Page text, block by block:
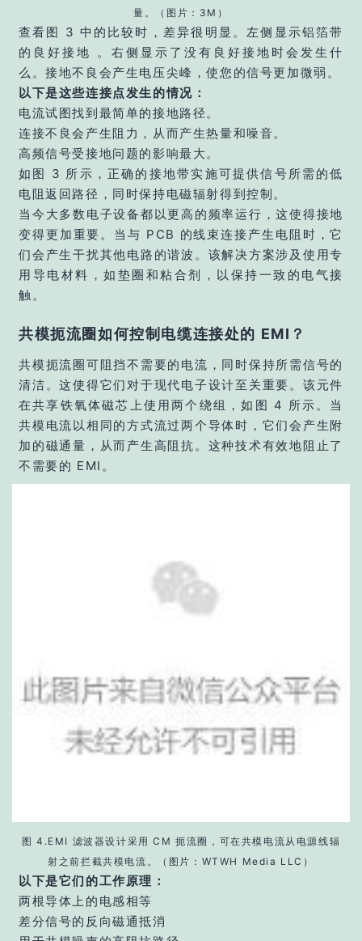
量。（图片：3M）
查看图 3 中的比较时，差异很明显。左侧显示铝箔带
的良好接地 。右侧显示了没有良好接地时会发生什
么。接地不良会产生电压尖峰，使您的信号更加微弱。
以下是这些连接点发生的情况：
电流试图找到最简单的接地路径。
连接不良会产生阻力，从而产生热量和噪音。
高频信号受接地问题的影响最大。
如图 3 所示，正确的接地带实施可提供信号所需的低
电阻返回路径，同时保持电磁辐射得到控制。
当今大多数电子设备都以更高的频率运行，这使得接地
变得更加重要。当与 PCB 的线束连接产生电阻时，它
们会产生干扰其他电路的谐波。该解决方案涉及使用专
用导电材料，如垫圈和粘合剂，以保持一致的电气接
触。
共模扼流圈如何控制电缆连接处的 EMI？
共模扼流圈可阻挡不需要的电流，同时保持所需信号的
清洁。这使得它们对于现代电子设计至关重要。该元件
在共享铁氧体磁芯上使用两个绕组，如图 4 所示。当
共模电流以相同的方式流过两个导体时，它们会产生附
加的磁通量，从而产生高阻抗。这种技术有效地阻止了
不需要的 EMI。
图 4.EMI 滤波器设计采用 CM 扼流圈，可在共模电流从电源线辐
射之前拦截共模电流。（图片：WTWH Media LLC）
以下是它们的工作原理：
两根导体上的电感相等
差分信号的反向磁通抵消